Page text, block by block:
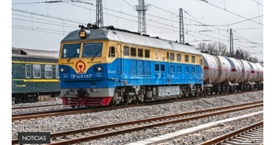
NOTICIAS